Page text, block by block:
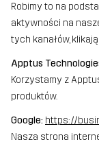
Robimy to na
aktywności na
tych kanałów,
Apptus
Korzystamy z
produktów.
Google: https://
Nasza strona